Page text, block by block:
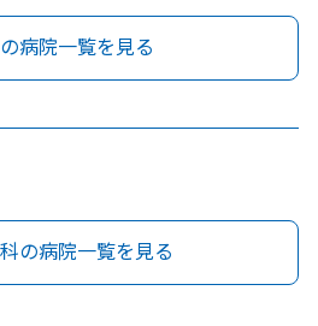
ニック
病院一覧を見る
の病院一覧を見る